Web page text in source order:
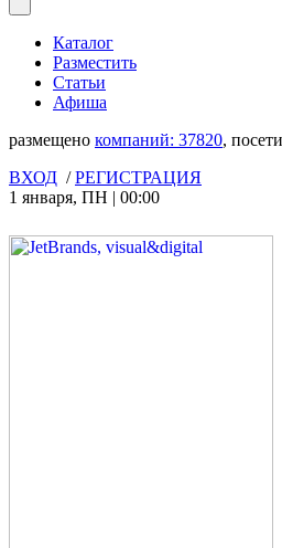
Каталог
Разместить
Статьи
Афиша
размещено компаний: 37820,
ВХОД /РЕГИСТРАЦИЯ
1 января, ПН | 00:00